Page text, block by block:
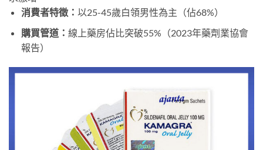
消費者特徵： 以25-45歲白領男性為主（佔68%）
購買管道： 線上藥房佔比突破55%（2023年藥劑業協會
報告）